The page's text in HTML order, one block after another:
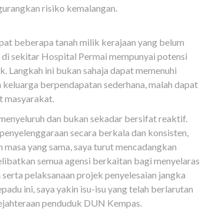
risiko kemalangan.
beberapa tanah milik kerajaan yang belum
sekitar Hospital Permai mempunyai potensi
Langkah ini bukan sahaja dapat memenuhi
berpendapatan sederhana, malah dapat
masyarakat.
dan bukan sekadar bersifat reaktif.
secara berkala dan konsisten,
yang sama, saya turut mencadangkan
semua agensi berkaitan bagi menyelaras
pelaksanaan projek penyelesaian jangka
ini, saya yakin isu-isu yang telah berlarutan
penduduk DUN Kempas.